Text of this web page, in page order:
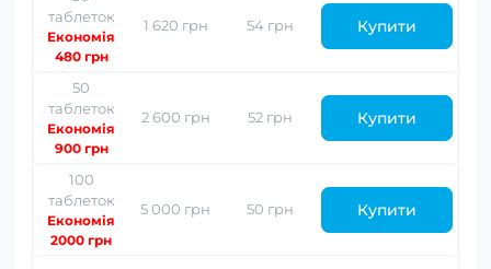
таблеток
Економія
480 грн
1 620 грн 54 грн Купити
50
таблеток
Економія
900 грн
2 600 грн 52 грн Купити
100
таблеток
Економія
2000 грн
5 000 грн 50 грн Купити